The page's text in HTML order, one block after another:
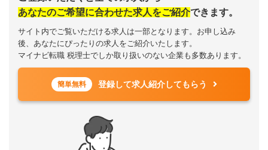
あなたのご希望に合わせた求人をご紹介できます。
サイト内でご覧いただける求人は一部となります。お申し込み
後、あなたにぴったりの求人をご紹介いたします。
マイナビ転職 税理士でしか取り扱いのない企業も多数あります。
簡単無料 登録して求人紹介してもらう